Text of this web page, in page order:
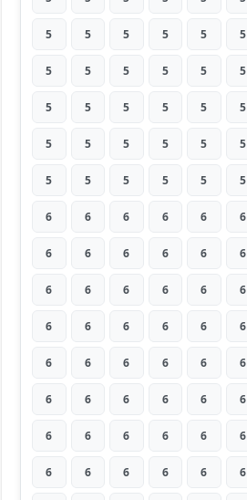
5 5 5 5 5 5
5 5 5 5 5 5
5 5 5 5 5 5
5 5 5 5 5 5
5 5 5 5 5 5
6 6 6 6 6 6
6 6 6 6 6 6
6 6 6 6 6 6
6 6 6 6 6 6
6 6 6 6 6 6
6 6 6 6 6 6
6 6 6 6 6 6
6 6 6 6 6 6